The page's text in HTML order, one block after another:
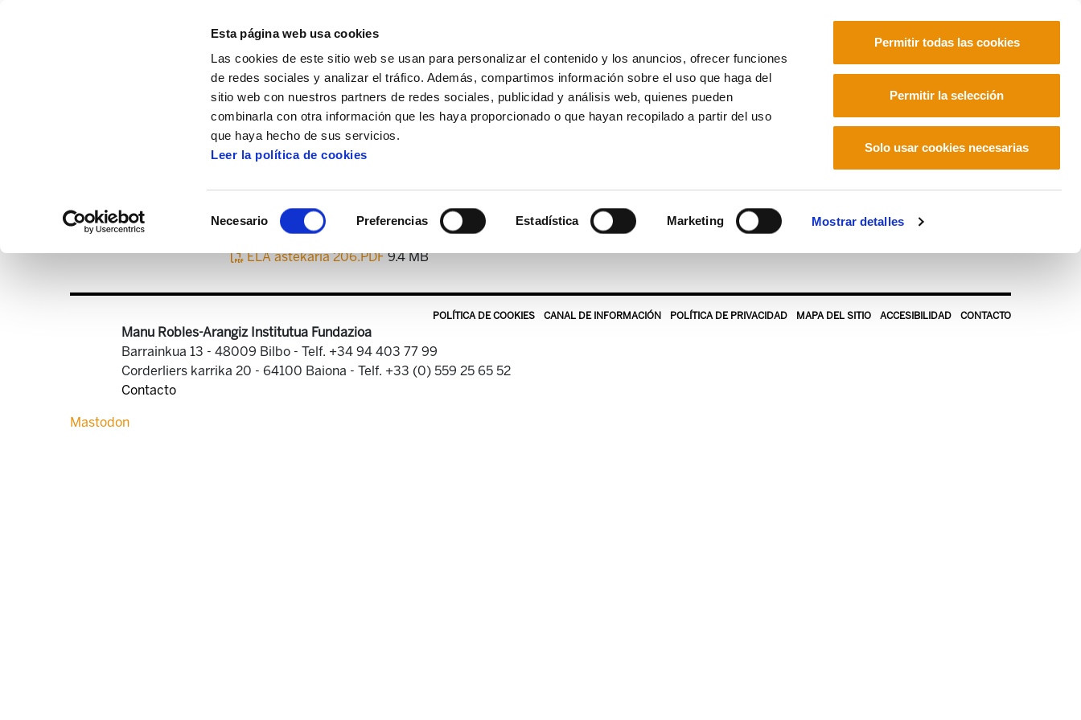
Esta página web usa cookies
Las cookies de este sitio web se usan para personalizar el contenido y los anuncios, ofrecer funciones
de redes sociales y analizar el tráfico. Además, compartimos información sobre el uso que haga del
sitio web con nuestros partners de redes sociales, publicidad y análisis web, quienes pueden
combinarla con otra información que les haya proporcionado o que hayan recopilado a partir del uso
que haya hecho de sus servicios.
Leer la política de cookies
Necesario Preferencias Estadística Marketing Mostrar detalles
Permitir todas las cookies
Permitir la selección
Solo usar cookies necesarias
Centro de documentación ELA Astekaria
ELA astekaria 206.PDF9.4 MB
POLÍTICA DE COOKIES CANAL DE INFORMACIÓN POLÍTICA DE PRIVACIDAD MAPA DEL SITIO ACCESIBILIDAD CONTACTO
Manu Robles-Arangiz Institutua Fundazioa
Barrainkua 13 - 48009 Bilbo - Telf. +34 94 403 77 99
Corderliers karrika 20 - 64100 Baiona - Telf. +33 (0) 559 25 65 52
Contacto
Mastodon